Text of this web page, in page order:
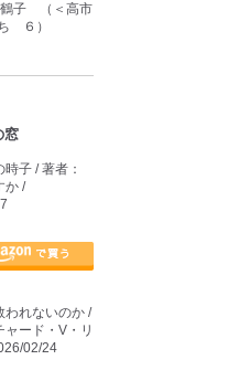
子 （＜高市
６）
窓
子 / 著者：
か /
われないのか /
ャード・V・リ
02/24